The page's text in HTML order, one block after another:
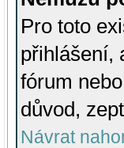
Pro toto
přihlášení,
fórum
důvod,
Návrat